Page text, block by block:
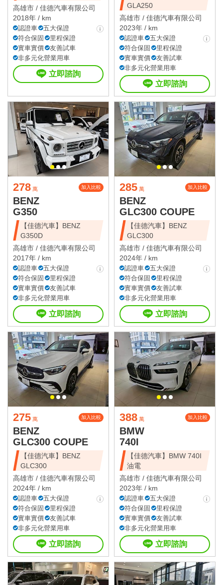
高雄市 / 佳德汽車有限公司
2018年 / km
認證車
五大保證
符合保固
里程保證
實車實價
友善試車
非多元化營業用車
立即諮詢
GLA250
高雄市 / 佳德汽車有限公司
2023年 / km
認證車
五大保證
符合保固
里程保證
實車實價
友善試車
非多元化營業用車
立即諮詢
278 萬 加入比較
BENZ
G350
【佳德汽車】BENZ
G350D
高雄市 / 佳德汽車有限公司
2017年 / km
認證車
五大保證
符合保固
里程保證
實車實價
友善試車
非多元化營業用車
立即諮詢
285 萬 加入比較
BENZ
GLC300 COUPE
【佳德汽車】BENZ
GLC300
高雄市 / 佳德汽車有限公司
2024年 / km
認證車
五大保證
符合保固
里程保證
實車實價
友善試車
非多元化營業用車
立即諮詢
275 萬 加入比較
BENZ
GLC300 COUPE
【佳德汽車】BENZ
GLC300
高雄市 / 佳德汽車有限公司
2024年 / km
認證車
五大保證
符合保固
里程保證
實車實價
友善試車
非多元化營業用車
立即諮詢
388 萬 加入比較
BMW
740I
【佳德汽車】BMW 740I
油電
高雄市 / 佳德汽車有限公司
2023年 / km
認證車
五大保證
符合保固
里程保證
實車實價
友善試車
非多元化營業用車
立即諮詢